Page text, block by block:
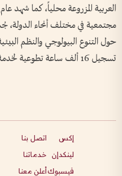
حول التنوع البيولوجي والنظم
تسجيل 16 ألف ساعة تطوعية لخدمة الطبيعة.
إكس
لينكدإن
فيسبوك
اتصل بنا
خدماتنا
أعلن معنا